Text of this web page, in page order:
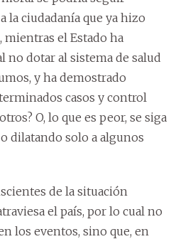
la ciudadanía que ya hizo
mientras el Estado ha
no dotar al sistema de salud
y ha demostrado
casos y control
O, lo que es peor, se siga
dilatando solo a algunos
de la situación
el país, por lo cual no
los eventos, sino que, en